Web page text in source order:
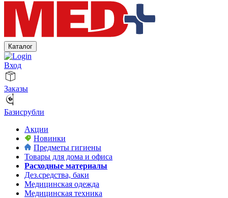
Каталог
Вход
Заказы
Базисрубли
Акции
Новинки
Предметы гигиены
Товары для дома и офиса
Расходные материалы
Дез.средства, баки
Медицинская одежда
Медицинская техника